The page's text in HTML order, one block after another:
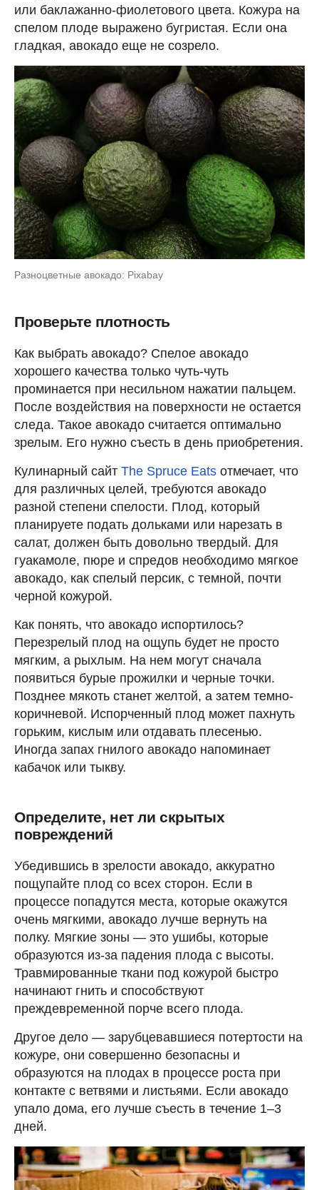
или баклажанно-фиолетового цвета. Кожура на
спелом плоде выражено бугристая. Если она
гладкая, авокадо еще не созрело.
Разноцветные авокадо: Pixabay
Проверьте плотность
Как выбрать авокадо? Спелое авокадо
хорошего качества только чуть-чуть
проминается при несильном нажатии пальцем.
После воздействия на поверхности не остается
следа. Такое авокадо считается оптимально
зрелым. Его нужно съесть в день приобретения.
Кулинарный сайт The Spruce Eats отмечает, что
для различных целей, требуются авокадо
разной степени спелости. Плод, который
планируете подать дольками или нарезать в
салат, должен быть довольно твердый. Для
гуакамоле, пюре и спредов необходимо мягкое
авокадо, как спелый персик, с темной, почти
черной кожурой.
Как понять, что авокадо испортилось?
Перезрелый плод на ощупь будет не просто
мягким, а рыхлым. На нем могут сначала
появиться бурые прожилки и черные точки.
Позднее мякоть станет желтой, а затем темно-
коричневой. Испорченный плод может пахнуть
горьким, кислым или отдавать плесенью.
Иногда запах гнилого авокадо напоминает
кабачок или тыкву.
Определите, нет ли скрытых
повреждений
Убедившись в зрелости авокадо, аккуратно
пощупайте плод со всех сторон. Если в
процессе попадутся места, которые окажутся
очень мягкими, авокадо лучше вернуть на
полку. Мягкие зоны — это ушибы, которые
образуются из-за падения плода с высоты.
Травмированные ткани под кожурой быстро
начинают гнить и способствуют
преждевременной порче всего плода.
Другое дело — зарубцевавшиеся потертости на
кожуре, они совершенно безопасны и
образуются на плодах в процессе роста при
контакте с ветвями и листьями. Если авокадо
упало дома, его лучше съесть в течение 1–3
дней.